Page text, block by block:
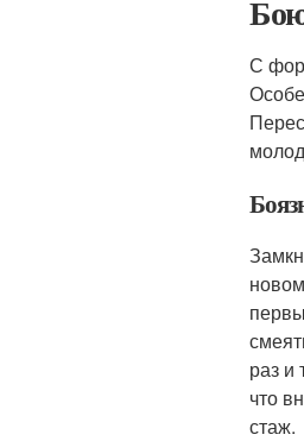
С
раз и
что
стаж.